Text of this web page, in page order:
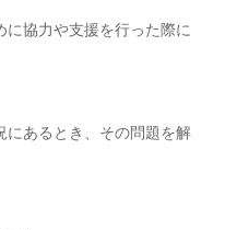
協力や支援を行った際に
にあるとき、その問題を解